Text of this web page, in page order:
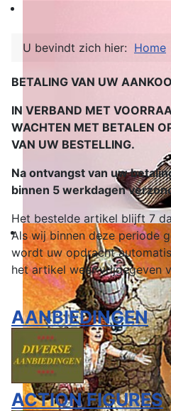
U bevindt zich hier: Home
BETALING VAN UW
IN VERBAND MET
WACHTEN MET BETALEN
VAN UW BESTELLING.
Na ontvangst van uw
binnen 5 werkdagen
Het bestelde artikel blijft 7
Als wij binnen deze periode
wordt uw opdracht
het artikel weer vrijgegeven
AANBIEDINGEN
ACTION FIGURES